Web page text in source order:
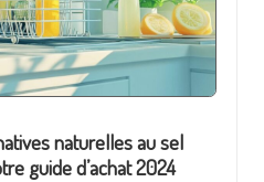
naturelles au sel
guide d’achat 2024